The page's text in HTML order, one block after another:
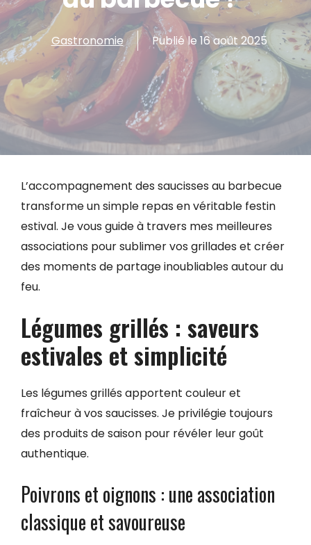
Gastronomie Publié le 16 août 2025
L’accompagnement des saucisses au barbecue
transforme un simple repas en véritable festin
estival. Je vous guide à travers mes meilleures
associations pour sublimer vos grillades et créer
des moments de partage inoubliables autour du
feu.
Légumes grillés : saveurs
estivales et simplicité
Les légumes grillés apportent couleur et
fraîcheur à vos saucisses. Je privilégie toujours
des produits de saison pour révéler leur goût
authentique.
Poivrons et oignons : une association
classique et savoureuse